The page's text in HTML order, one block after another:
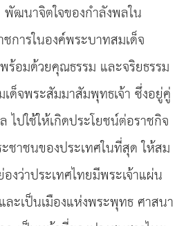
ฒนาจิตใจของกำลังพลใน
การในองค์พระบาทสมเด็จ
ร้อมด้วยคุณธรรม และจริยธรรม
ด็จพระสัมมาสัมพุทธเจ้า ซึ่งอยู่คู่
ไปใช้ให้เกิดประโยชน์ต่อราชกิจ
ชาชนของประเทศในที่สุด ให้สม
งว่าประเทศไทยมีพระเจ้าแผ่น
ะเป็นเมืองแห่งพระพุทธ ศาสนา